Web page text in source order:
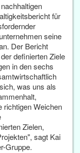
für
seine
Der Bericht
definierten Ziele
in den sechs
was uns als
richtigen Weichen
Zielen,
sagt Kai
Gruppe.